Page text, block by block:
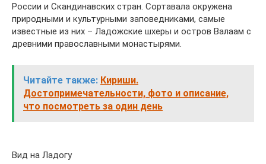
России и Скандинавских стран. Сортавала окружена
природными и культурными заповедниками, самые
известные из них – Ладожские шхеры и остров Валаам с
древними православными монастырями.
Читайте также: Кириши.
Достопримечательности, фото и описание,
что посмотреть за один день
Вид на Ладогу